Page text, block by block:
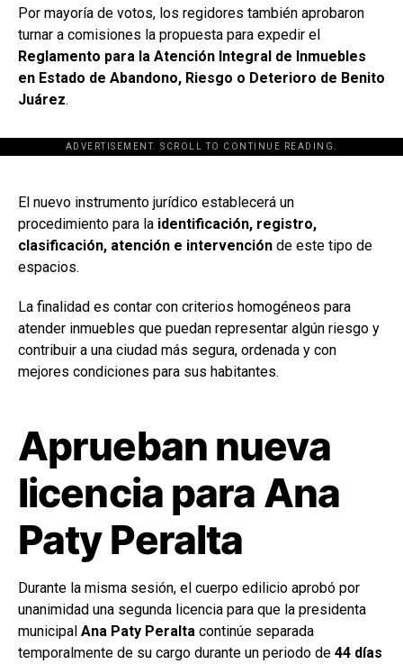
Por mayoría de votos, los regidores también aprobaron
turnar a comisiones la propuesta para expedir el
Reglamento para la Atención Integral de Inmuebles
en Estado de Abandono, Riesgo o Deterioro de Benito
Juárez.
ADVERTISEMENT. SCROLL TO CONTINUE READING.
[adsforwp id="243463"]
El nuevo instrumento jurídico establecerá un
procedimiento para la identificación, registro,
clasificación, atención e intervención de este tipo de
espacios.
La finalidad es contar con criterios homogéneos para
atender inmuebles que puedan representar algún riesgo y
contribuir a una ciudad más segura, ordenada y con
mejores condiciones para sus habitantes.
Aprueban nueva
licencia para Ana
Paty Peralta
Durante la misma sesión, el cuerpo edilicio aprobó por
unanimidad una segunda licencia para que la presidenta
municipal Ana Paty Peralta continúe separada
temporalmente de su cargo durante un periodo de 44 días